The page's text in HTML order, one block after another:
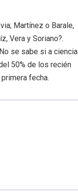
Martínez o Barale,
Vera y Soriano?.
se sabe si a ciencia
50% de los recién
fecha.